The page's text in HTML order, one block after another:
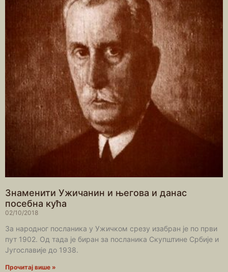
Знаменити Ужичанин и његова и данас
посебна кућа
02/10/2018
За народног посланика у Ужичком срезу изабран је по први
пут 1902. Од тада је биран за посланика Скупштине Србије и
Југославије до 1938.
Прочитај више »